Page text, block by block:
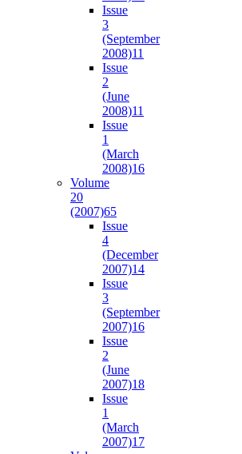
Issue
3
(September
2008)11
Issue
2
(June
2008)11
Issue
1
(March
2008)16
Volume
20
(2007)65
Issue
4
(December
2007)14
Issue
3
(September
2007)16
Issue
2
(June
2007)18
Issue
1
(March
2007)17